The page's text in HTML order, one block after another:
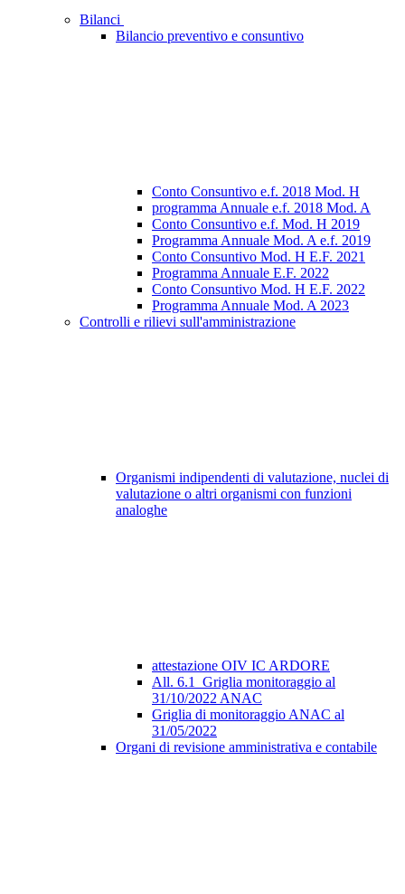
Bilanci
Bilancio preventivo e consuntivo
Conto Consuntivo e.f. 2018 Mod. H
programma Annuale e.f. 2018 Mod. A
Conto Consuntivo e.f. Mod. H 2019
Programma Annuale Mod. A e.f. 2019
Conto Consuntivo Mod. H E.F. 2021
Programma Annuale E.F. 2022
Conto Consuntivo Mod. H E.F. 2022
Programma Annuale Mod. A 2023
Controlli e rilievi sull'amministrazione
Organismi indipendenti di valutazione, nuclei di
valutazione o altri organismi con funzioni
analoghe
attestazione OIV IC ARDORE
All. 6.1_Griglia monitoraggio al
31/10/2022 ANAC
Griglia di monitoraggio ANAC al
31/05/2022
Organi di revisione amministrativa e contabile